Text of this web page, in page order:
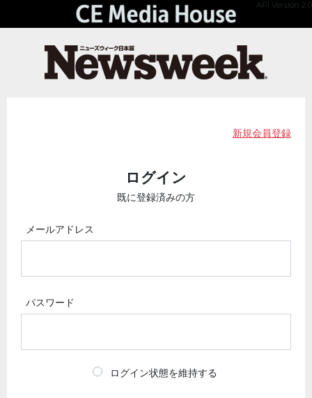
API Version 2.0
新規会員登録
ログイン
既に登録済みの方
メールアドレス
パスワード
ログイン状態を維持する